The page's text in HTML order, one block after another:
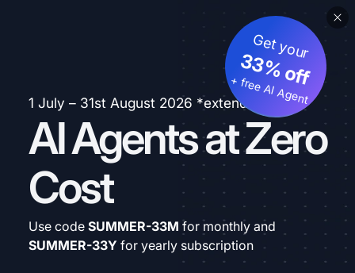
1 July – 31st August 2026 *extended
AI Agents at Zero
Cost
Get your
33% off
+ free AI Agent
Use code SUMMER-33M for monthly and
SUMMER-33Y for yearly subscription